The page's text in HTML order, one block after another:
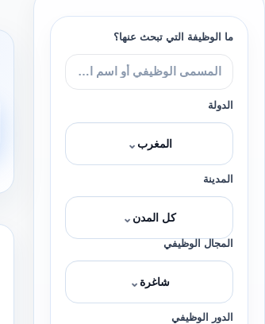
ما الوظيفة التي تبحث عنها؟
الدولة
المغرب ⌄
المدينة
كل المدن ⌄
المجال الوظيفي
شاغرة ⌄
الدور الوظيفي